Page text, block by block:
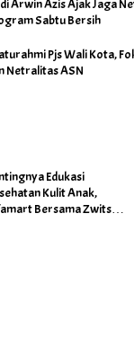
Arwin Azis Ajak Jaga
Sabtu Bersih
Pjs Wali Kota,
Netralitas ASN
Edukasi
Kulit Anak,
Bersama Zwitsal